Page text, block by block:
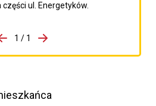
ul. Energetyków.
1 / 1
Przejdź do następnego